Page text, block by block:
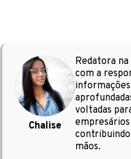
Chalise
Redatora
com a
voltadas
mãos.